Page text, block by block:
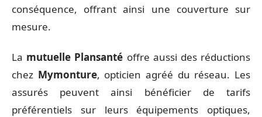
conséquence, offrant ainsi une couverture sur
mesure.
La mutuelle Plansanté offre aussi des réductions
chez Mymonture, opticien agréé du réseau. Les
assurés peuvent ainsi bénéficier de tarifs
préférentiels sur leurs équipements optiques,